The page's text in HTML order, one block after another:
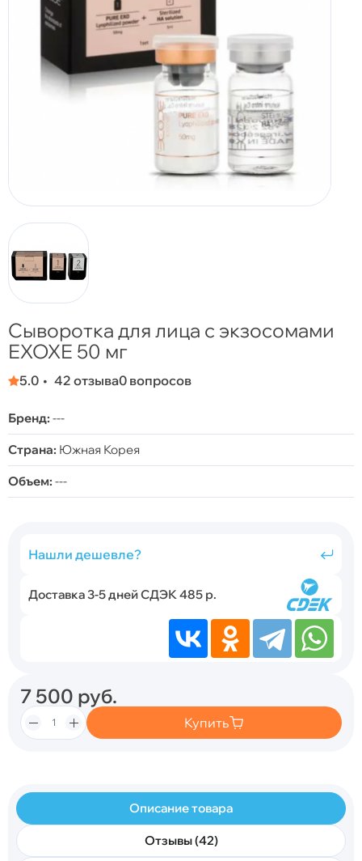
Сыворотка для лица с экзосомами
ЕХОХЕ 50 мг
5.0 42 отзыва0 вопросов
Бренд: ---
Страна: Южная Корея
Объем: ---
Нашли дешевле?
Доставка 3-5 дней СДЭК 485 р.
7 500 руб.
Купить
Описание товара
Отзывы (42)